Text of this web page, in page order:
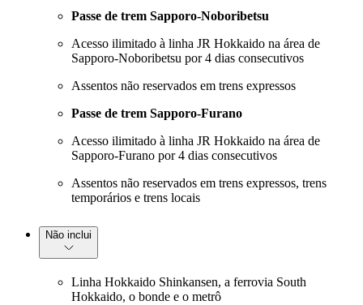
Passe de trem Sapporo-Noboribetsu
Acesso ilimitado à linha JR Hokkaido na área de
Sapporo-Noboribetsu por 4 dias consecutivos
Assentos não reservados em trens expressos
Passe de trem Sapporo-Furano
Acesso ilimitado à linha JR Hokkaido na área de
Sapporo-Furano por 4 dias consecutivos
Assentos não reservados em trens expressos, trens
temporários e trens locais
Não inclui
Linha Hokkaido Shinkansen, a ferrovia South
Hokkaido, o bonde e o metrô